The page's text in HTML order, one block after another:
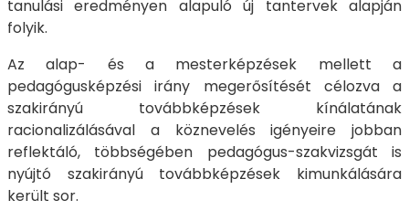
tanulási eredményen alapuló új tantervek alapján
folyik.
Az alap- és a mesterképzések mellett a
pedagógusképzési irány megerősítését célozva a
szakirányú továbbképzések kínálatának
racionalizálásával a köznevelés igényeire jobban
reflektáló, többségében pedagógus-szakvizsgát is
nyújtó szakirányú továbbképzések kimunkálására
került sor.